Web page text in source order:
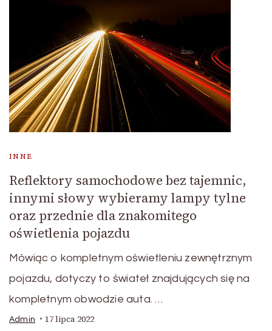
INNE
Reflektory samochodowe bez tajemnic,
innymi słowy wybieramy lampy tylne
oraz przednie dla znakomitego
oświetlenia pojazdu
Mówiąc o kompletnym oświetleniu zewnętrznym
pojazdu, dotyczy to świateł znajdujących się na
kompletnym obwodzie auta. …
Admin 17 lipca 2022